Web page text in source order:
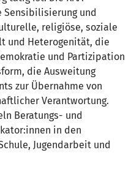
Sensibilisierung und
religiöse, soziale
und Heterogenität, die
und Partizipation
die Ausweitung
zur Übernahme von
Verantwortung.
Beratungs- und
in den
Jugendarbeit und